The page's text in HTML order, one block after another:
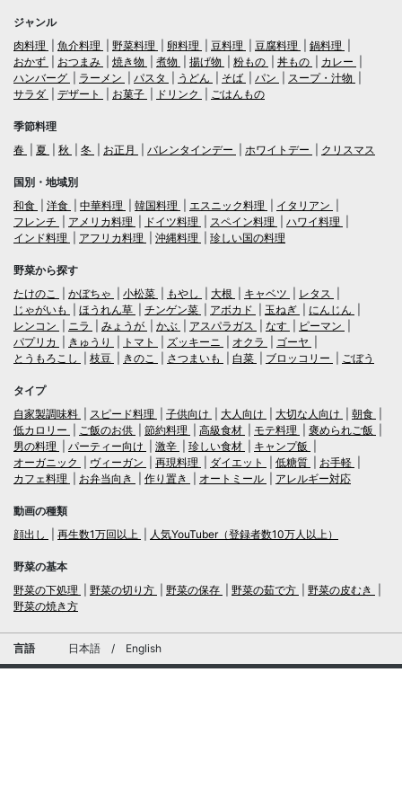
ジャンル
肉料理
魚介料理 野菜料理 卵料理 豆料理 豆腐料理
鍋料理
おかず
おつまみ 焼き物 煮物 揚げ物 粉もの 丼もの
カレー
ハンバーグ
ラーメン パスタ うどん そば パン
スープ・汁物
サラダ
デザート お菓子 ドリンク ごはんもの
季節料理
春
夏 秋 冬 お正月 バレンタインデー ホワイトデー クリスマス
国別・地域別
和食
洋食 中華料理 韓国料理 エスニック料理
イタリアン
フレンチ
アメリカ料理 ドイツ料理 スペイン料理
ハワイ料理
インド料理
アフリカ料理 沖縄料理 珍しい国の料理
野菜から探す
たけのこ
かぼちゃ 小松菜 もやし 大根 キャベツ
レタス
じゃがいも
ほうれん草 チンゲン菜 アボカド 玉ねぎ
にんじん
レンコン
ニラ みょうが かぶ アスパラガス なす
ピーマン
パプリカ
きゅうり トマト ズッキーニ オクラ
ゴーヤ
とうもろこし
枝豆 きのこ さつまいも 白菜 ブロッコリー ごぼう
タイプ
自家製調味料
スピード料理 子供向け 大人向け 大切な人向け
朝食
低カロリー
ご飯のお供 節約料理 高級食材 モテ料理
褒められご飯
男の料理
パーティー向け 激辛 珍しい食材
キャンプ飯
オーガニック
ヴィーガン 再現料理 ダイエット 低糖質
お手軽
カフェ料理
お弁当向き 作り置き オートミール アレルギー対応
動画の種類
顔出し
再生数1万回以上 人気YouTuber（登録者数10万人以上）
野菜の基本
野菜の下処理
野菜の切り方 野菜の保存 野菜の茹で方
野菜の皮むき
野菜の焼き方
言語 日本語 / English